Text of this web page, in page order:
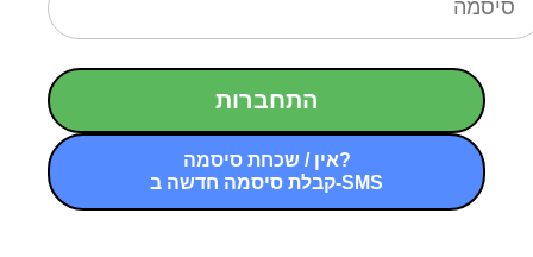
התחברות
אין / שכחת סיסמה?
קבלת סיסמה חדשה ב-SMS